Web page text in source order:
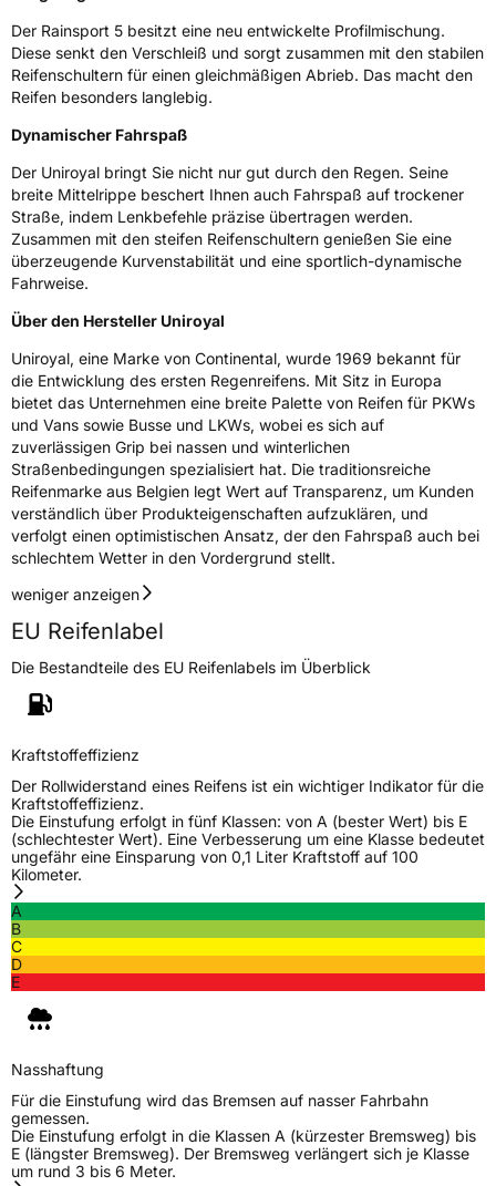
Eisgrip
EPREL ID490863
Allgemeine Produktsicherheit (GPSR)
HerstellerkontaktContinental Reifen Deutschland GmbH,
Deutschland,
customerservice_tires@conti.de
Der Rainsport 5 besitzt eine neu entwickelte Profilmischung.
Diese senkt den Verschleiß und sorgt zusammen mit den stabilen
Reifenschultern für einen gleichmäßigen Abrieb. Das macht den
Reifen besonders langlebig.
Dynamischer Fahrspaß
Der Uniroyal bringt Sie nicht nur gut durch den Regen. Seine
breite Mittelrippe beschert Ihnen auch Fahrspaß auf trockener
Straße, indem Lenkbefehle präzise übertragen werden.
Zusammen mit den steifen Reifenschultern genießen Sie eine
überzeugende Kurvenstabilität und eine sportlich-dynamische
Fahrweise.
Über den Hersteller Uniroyal
Uniroyal, eine Marke von Continental, wurde 1969 bekannt für
die Entwicklung des ersten Regenreifens. Mit Sitz in Europa
bietet das Unternehmen eine breite Palette von Reifen für PKWs
und Vans sowie Busse und LKWs, wobei es sich auf
zuverlässigen Grip bei nassen und winterlichen
Straßenbedingungen spezialisiert hat. Die traditionsreiche
Reifenmarke aus Belgien legt Wert auf Transparenz, um Kunden
verständlich über Produkteigenschaften aufzuklären, und
verfolgt einen optimistischen Ansatz, der den Fahrspaß auch bei
schlechtem Wetter in den Vordergrund stellt.
weniger anzeigen
EU Reifenlabel
Die Bestandteile des EU Reifenlabels im Überblick
Kraftstoffeffizienz
Der Rollwiderstand eines Reifens ist ein wichtiger Indikator für die
Kraftstoffeffizienz.
Die Einstufung erfolgt in fünf Klassen: von A (bester Wert) bis E
(schlechtester Wert). Eine Verbesserung um eine Klasse bedeutet
ungefähr eine Einsparung von 0,1 Liter Kraftstoff auf 100
Kilometer.
A
B
C
D
E
Nasshaftung
Für die Einstufung wird das Bremsen auf nasser Fahrbahn
gemessen.
Die Einstufung erfolgt in die Klassen A (kürzester Bremsweg) bis
E (längster Bremsweg). Der Bremsweg verlängert sich je Klasse
um rund 3 bis 6 Meter.